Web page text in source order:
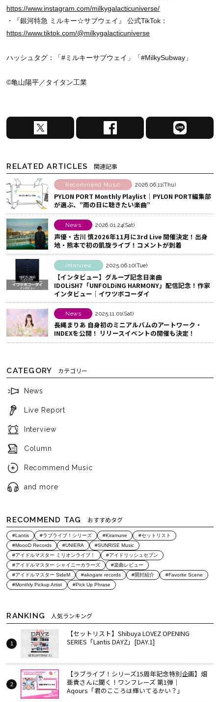
https://www.instagram.com/milkygalacticuniverse/
・『銀河特急 ミルキー☆サブウェイ』 公式TikTok：
https://www.tiktok.com/@milkygalacticuniverse
ハッシュタグ：「#ミルキーサブウェイ」「#MilkySubway」
©亀山陽平／タイタン工業
X
で
ア
す
る
F
a
b
o
o
で
シ
ェ
す
る
L
I
シ
ェ
ア
る
RELATED ARTICLES 関連記事
Recommend Music 2026.06.11(Thu)
PYLON PORT Monthly Playlist│PYLON PORT編集部
が選ぶ、”雨の日に聴きたい楽曲”
News 2026.01.24(Sat)
声優・古川 慎2026年11月に3rd Live 開催決定！出身
地・熊本で初の凱旋ライブ！コメントが到着
Interview 2025.06.10(Tue)
【インタビュー】グループ記念日楽曲
IDOLiSH7「UNFOLDiNG HARMONY」配信記念！作家
インタビュー│イワツボコーダイ
News 2025.11.01(Sat)
長縄まりあ 自身初のミニアルバムのアートワーク・
INDEXを公開！ リリースイベントの開催も決定！
CATEGORY カテゴリー
News
Live Report
Interview
Column
Recommend Music
and more
RECOMMEND TAG おすすめタグ
#Lantis #ラブライブ！シリーズ #Kiramune
#セットリスト
#MoooD Records
#UNIERA
#SUNRISE Music
#アイドルマスター ミリオンライブ！
#アイドリッシュセブン
#アイドルマスター シャイニーカラーズ
#楽曲レビュー
#アイドルマスター SideM
#akogare records #開封紹介
#Favorite Scene
#Monthly Pickup Artist
#Pick Up Phrase
RANKING 人気ランキング
【セットリスト】Shibuya LOVEZ OPENING
SERIES「Lantis DAYZ」[DAY.1]
【ラブライブ！シリーズ15周年記念特別企画】畑
亜貴さんに聞く！ワンフレーズ 第1弾｜
Aqours「君のこころは輝いてるかい？」